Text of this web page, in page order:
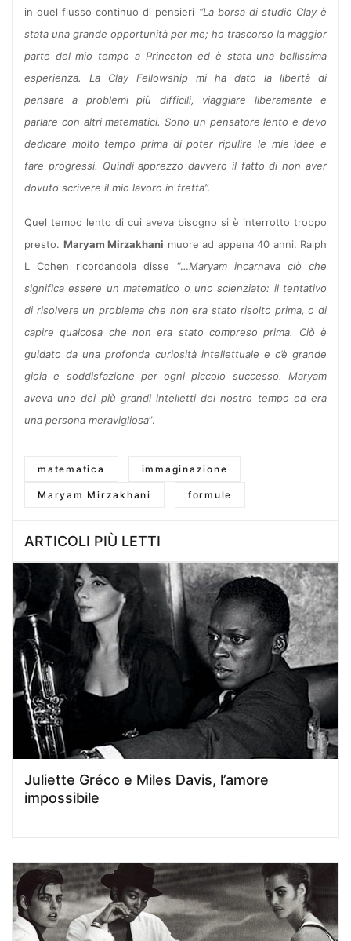
in quel flusso continuo di pensieri “La borsa di studio Clay è
stata una grande opportunità per me; ho trascorso la maggior
parte del mio tempo a Princeton ed è stata una bellissima
esperienza. La Clay Fellowship mi ha dato la libertà di
pensare a problemi più difficili, viaggiare liberamente e
parlare con altri matematici. Sono un pensatore lento e devo
dedicare molto tempo prima di poter ripulire le mie idee e
fare progressi. Quindi apprezzo davvero il fatto di non aver
dovuto scrivere il mio lavoro in fretta”.
Quel tempo lento di cui aveva bisogno si è interrotto troppo
presto. Maryam Mirzakhani muore ad appena 40 anni. Ralph
L Cohen ricordandola disse “…Maryam incarnava ciò che
significa essere un matematico o uno scienziato: il tentativo
di risolvere un problema che non era stato risolto prima, o di
capire qualcosa che non era stato compreso prima. Ciò è
guidato da una profonda curiosità intellettuale e c’è grande
gioia e soddisfazione per ogni piccolo successo. Maryam
aveva uno dei più grandi intelletti del nostro tempo ed era
una persona meravigliosa”.
matematica immaginazione
Maryam Mirzakhani formule
ARTICOLI PIÙ LETTI
Juliette Gréco e Miles Davis, l’amore
impossibile